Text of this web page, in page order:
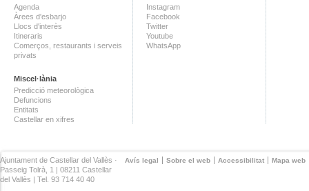
Agenda
Àrees d'esbarjo
Llocs d'interès
Itineraris
Comerços, restaurants i serveis
privats
Miscel·lània
Predicció meteorològica
Defuncions
Entitats
Castellar en xifres
Instagram
Facebook
Twitter
Youtube
WhatsApp
Avís legal Sobre el web Accessibilitat Mapa web
Ajuntament de Castellar del Vallès ·
Passeig Tolrà, 1 | 08211 Castellar
del Vallès | Tel. 93 714 40 40